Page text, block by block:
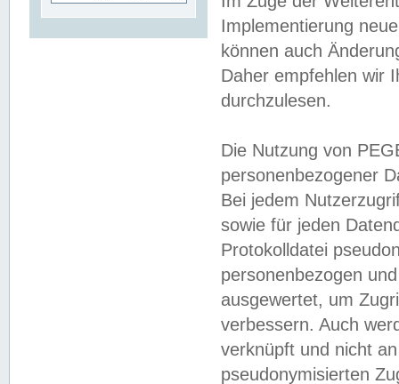
Implementierung
können auch
Daher empfehlen wir
durchzulesen.
Die Nutzung von
personenbezogener
Bei jedem
sowie für jeden
Protokolldatei
personenbezogen
ausgewertet, um
verbessern. Auch
verknüpft und nicht
pseudonymisierten